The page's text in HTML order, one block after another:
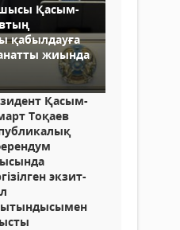
Қасым-
қабылдауға
жиында
Қасым-
Тоқаев
экзит-